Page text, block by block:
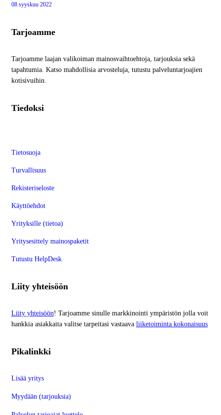
08 syyskuu 2022
Tarjoamme
Tarjoamme laajan valikoiman mainosvaihtoehtoja, tarjouksia sekä
tapahtumia. Katso mahdollisia arvosteluja, tutustu palveluntarjoajien
kotisivuihin.
Tiedoksi
Tietosuoja
Turvallisuus
Rekisteriseloste
Käyttöehdot
Yrityksille (tietoa)
Yritysesittely mainospaketit
Tutustu HelpDesk
Liity yhteisöön
Liity yhteisöön! Tarjoamme sinulle markkinointi ympäristön jolla voit
hankkia asiakkaita valitse tarpeitasi vastaava liiketoiminta kokonaisuus
Pikalinkki
Lisää yritys
Myydään (tarjouksia)